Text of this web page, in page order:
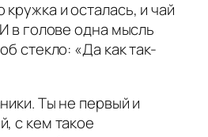
и осталась, и чай
в голове одна мысль
стекло: «Да как так-
Ты не первый и
с кем такое